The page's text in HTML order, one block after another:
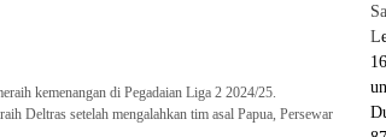
kemenangan di Pegadaian Liga 2 2024/25.
Deltras setelah mengalahkan tim asal Papua, Persewar